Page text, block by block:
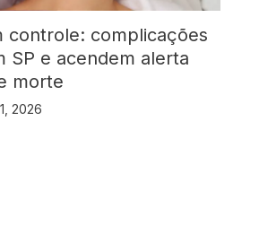
controle: complicações
SP e acendem alerta
morte
2026